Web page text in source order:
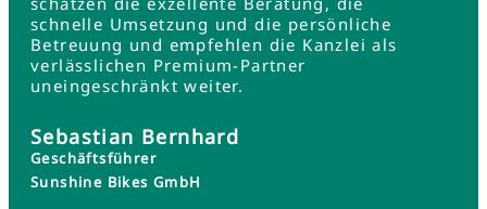
schnelle Umsetzung und die persönliche
Betreuung und empfehlen die Kanzlei als
verlässlichen Premium-Partner
uneingeschränkt weiter.
Sebastian Bernhard
Geschäftsführer
Sunshine Bikes GmbH